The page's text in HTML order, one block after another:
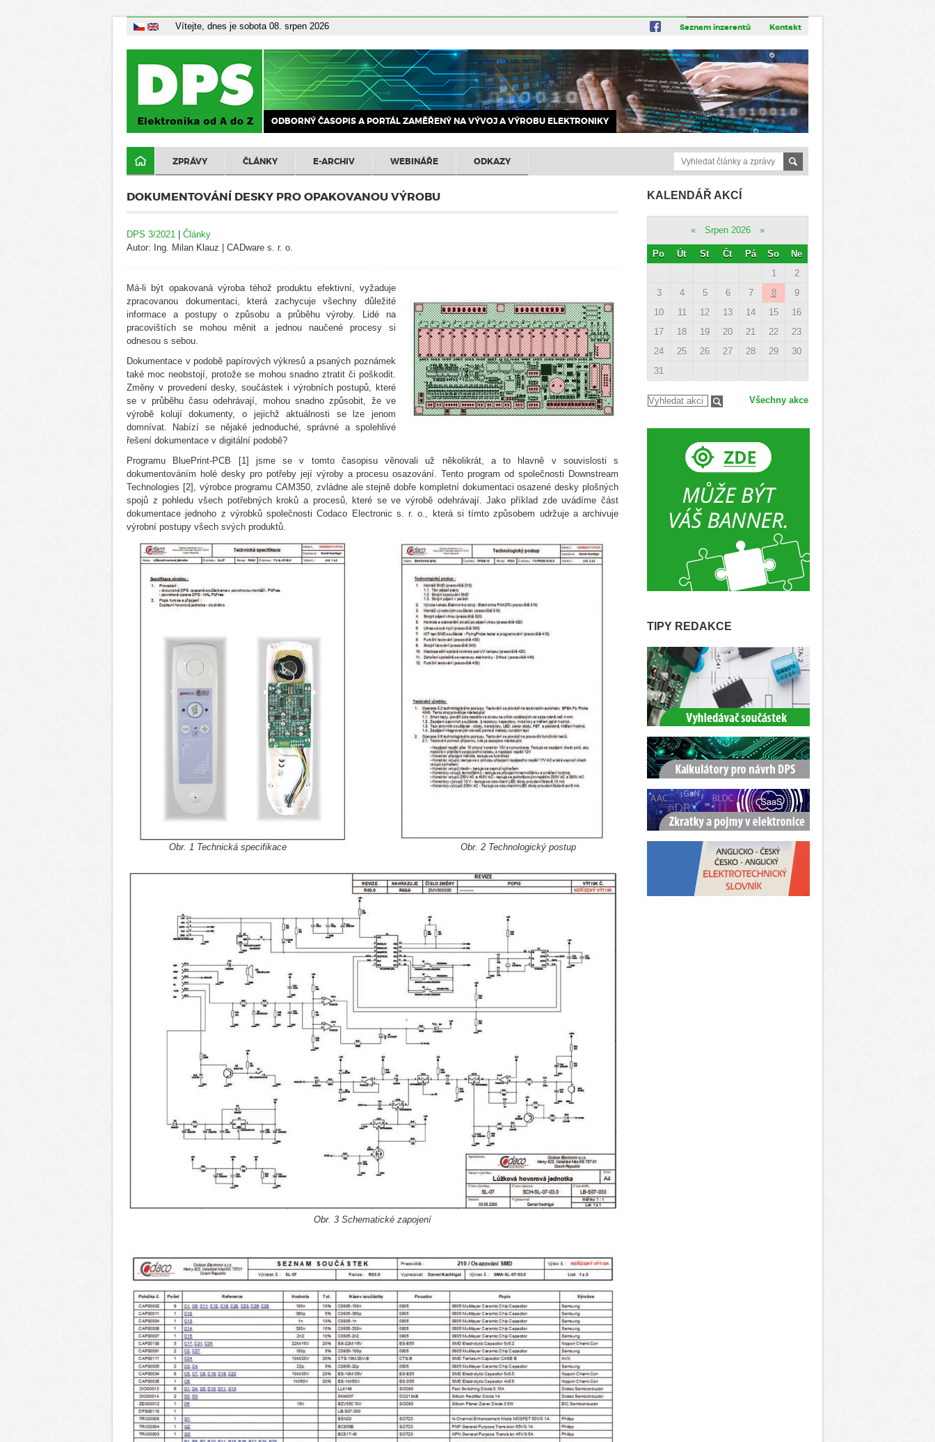
Vítejte, dnes je sobota 08. srpen 2026 Seznam inzerentů Kontakt
ODBORNÝ ČASOPIS A PORTÁL ZAMĚŘENÝ NA VÝVOJ A VÝROBU ELEKTRONIKY
ZPRÁVY ČLÁNKY E-ARCHIV WEBINÁŘE ODKAZY
DOKUMENTOVÁNÍ DESKY PRO OPAKOVANOU VÝROBU
DPS 3/2021 | Články
Autor: Ing. Milan Klauz | CADware s. r. o.
Má-li být opakovaná výroba téhož produktu efektivní, vyžaduje
zpracovanou dokumentaci, která zachycuje všechny důležité
informace a postupy o způsobu a průběhu výroby. Lidé na
pracovištích se mohou měnit a jednou naučené procesy si
odnesou s sebou.
Dokumentace v podobě papírových výkresů a psaných poznámek
také moc neobstojí, protože se mohou snadno ztratit či poškodit.
Změny v provedení desky, součástek i výrobních postupů, které
se v průběhu času odehrávají, mohou snadno způsobit, že ve
výrobě kolují dokumenty, o jejichž aktuálnosti se lze jenom
domnívat. Nabízí se nějaké jednoduché, správné a spolehlivé
řešení dokumentace v digitální podobě?
Programu BluePrint-PCB [1] jsme se v tomto časopisu věnovali už několikrát, a to hlavně v souvislosti s
dokumentováním holé desky pro potřeby její výroby a procesu osazování. Tento program od společnosti Downstream
Technologies [2], výrobce programu CAM350, zvládne ale stejně dobře kompletní dokumentaci osazené desky plošných
spojů z pohledu všech potřebných kroků a procesů, které se ve výrobě odehrávají. Jako příklad zde uvádíme část
dokumentace jednoho z výrobků společnosti Codaco Electronic s. r. o., která si tímto způsobem udržuje a archivuje
výrobní postupy všech svých produktů.
Obr. 1 Technická specifikace Obr. 2 Technologický postup
Obr. 3 Schematické zapojení
KALENDÁŘ AKCÍ
« Srpen 2026 »
Po Út St Čt Pá So
Ne
1
2
3
4 5 6 7 8
9
10
11 12 13 14 15
16
17
18 19 20 21 22
23
24
25 26 27 28 29
30
31
Všechny akce
TIPY REDAKCE